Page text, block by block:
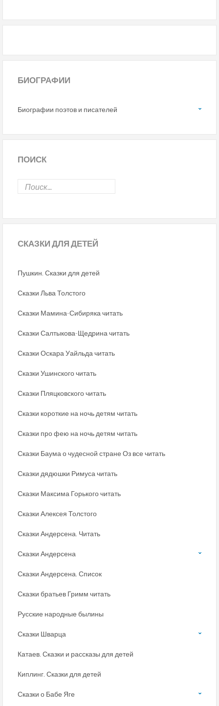
БИОГРАФИИ
Биографии поэтов и писателей
ПОИСК
СКАЗКИДЛЯ ДЕТЕЙ
Пушкин. Сказки для детей
Сказки Льва Толстого
Сказки Мамина-Сибиряка читать
Сказки Салтыкова-Щедрина читать
Сказки Оскара Уайльда читать
Сказки Ушинского читать
Сказки Пляцковского читать
Сказки короткие на ночь детям читать
Сказки про фею на ночь детям читать
Сказки Баума о чудесной стране Оз все читать
Сказки дядюшки Римуса читать
Сказки Максима Горького читать
Сказки Алексея Толстого
Сказки Андерсена. Читать
Сказки Андерсена
Сказки Андерсена. Список
Сказки братьев Гримм читать
Русские народные былины
Сказки Шварца
Катаев. Сказки и рассказы для детей
Киплинг. Сказки для детей
Сказки о Бабе Яге